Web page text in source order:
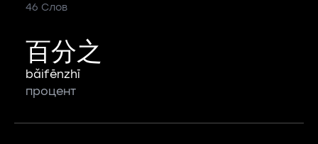
46 Слов
百分之
bǎifēnzhī
процент